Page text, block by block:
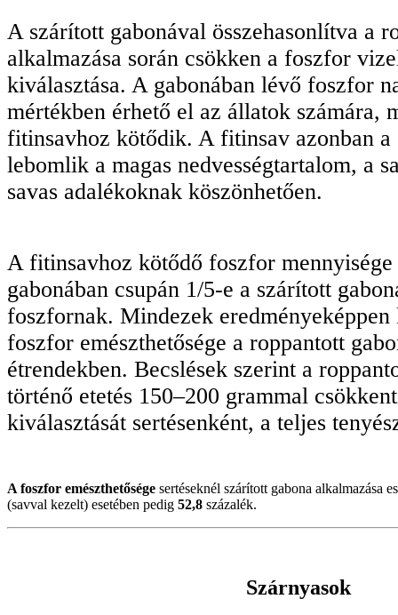
A szárított gabonával összehasonlítva a
alkalmazása során csökken a foszfor
kiválasztása. A gabonában lévő foszfor
mértékben érhető el az állatok számára,
fitinsavhoz kötődik. A fitinsav azonban a
lebomlik a magas nedvességtartalom, a
savas adalékoknak köszönhetően.
A fitinsavhoz kötődő foszfor
gabonában csupán 1/5-e a szárított
foszfornak. Mindezek
foszfor emészthetősége a roppantott
étrendekben. Becslések szerint a
történő etetés 150–200 grammal
kiválasztását sertésenként, a teljes
A foszfor emészthetősége sertéseknél szárított gabona alkalmazása
(savval kezelt) esetében pedig 52,8 százalék.
Szárnyasok